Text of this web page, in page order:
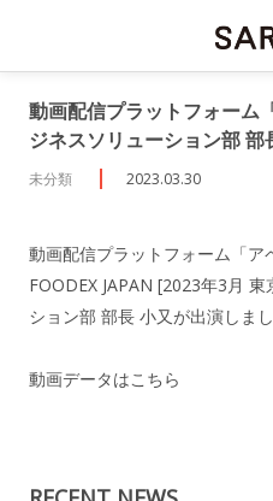
動画配信プラットフォーム
ジネスソリューション部 部
未分類 2023.03.30
動画配信プラットフォーム「ア
FOODEX JAPAN [2023年3月
ション部 部長 小又が出演しまし
動画データはこちら